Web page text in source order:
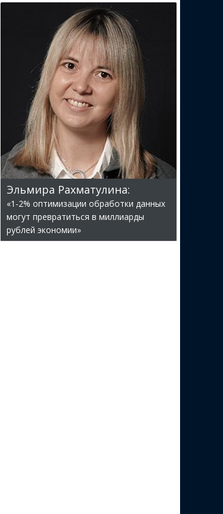
Эльмира Рахматулина:
«1-2% оптимизации обработки данных
могут превратиться в миллиарды
рублей экономии»